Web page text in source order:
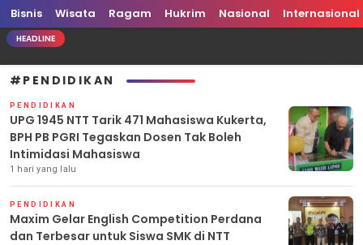
Koran NTT
Bacaan Generasi Cerdas
Bisnis Wisata Ragam Hukrim Nasional Internasional
HEADLINE
#PENDIDIKAN
PENDIDIKAN
UPG 1945 NTT Tarik 471 Mahasiswa Kukerta,
BPH PB PGRI Tegaskan Dosen Tak Boleh
Intimidasi Mahasiswa
1 hari yang lalu
PENDIDIKAN
Maxim Gelar English Competition Perdana
dan Terbesar untuk Siswa SMK di NTT